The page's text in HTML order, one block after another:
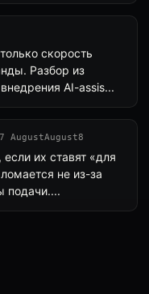
скорость
Разбор из
AI-assis...
AugustAugust8
их ставят «для
не из-за
подачи....